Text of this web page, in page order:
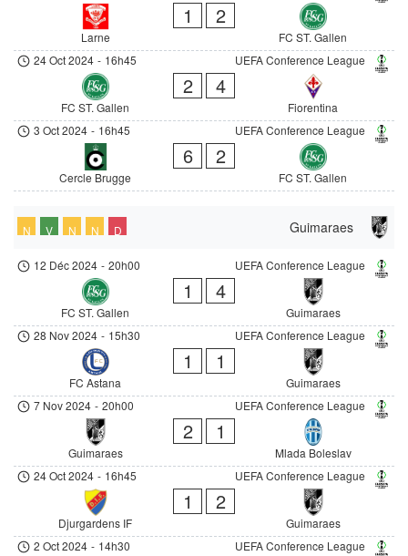
Larne
1 2
FC ST. Gallen
UEFA Conference League
24 Oct 2024 - 16h45
FC ST. Gallen
2 4
Fiorentina
UEFA Conference League
3 Oct 2024 - 16h45
Cercle Brugge
6 2
FC ST. Gallen
Guimaraes
N V N N D
UEFA Conference League
12 Déc 2024 - 20h00
FC ST. Gallen
1 4
Guimaraes
UEFA Conference League
28 Nov 2024 - 15h30
FC Astana
1 1
Guimaraes
UEFA Conference League
7 Nov 2024 - 20h00
Guimaraes
2 1
Mlada Boleslav
UEFA Conference League
24 Oct 2024 - 16h45
Djurgardens IF
1 2
Guimaraes
UEFA Conference League
2 Oct 2024 - 14h30